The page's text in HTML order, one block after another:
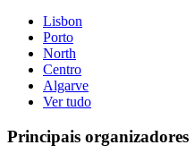
Lisbon
Porto
North
Centro
Algarve
Ver tudo
Principais organizadores